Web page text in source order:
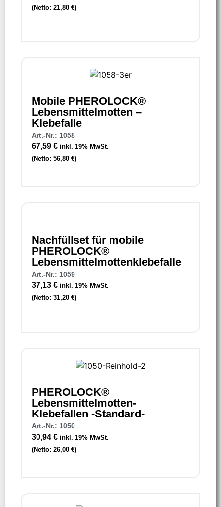
(Netto: 21,80 €)
Mobile PHEROLOCK®
Lebensmittelmotten –
Klebefalle
Art.-Nr.: 1058
67,59 € inkl. 19% MwSt.
(Netto: 56,80 €)
Nachfüllset für mobile
PHEROLOCK®
Lebensmittelmottenklebefalle
Art.-Nr.: 1059
37,13 € inkl. 19% MwSt.
(Netto: 31,20 €)
PHEROLOCK®
Lebensmittelmotten-
Klebefallen -Standard-
Art.-Nr.: 1050
30,94 € inkl. 19% MwSt.
(Netto: 26,00 €)